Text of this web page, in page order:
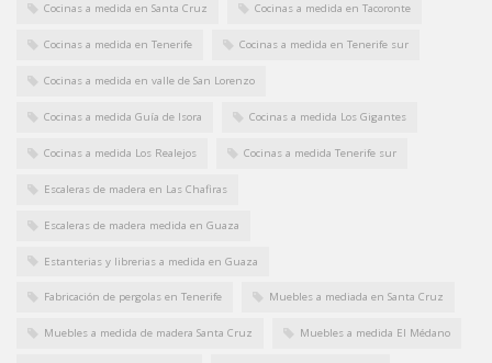
Cocinas a medida en Santa Cruz Cocinas a medida en Tacoronte
Cocinas a medida en Tenerife Cocinas a medida en Tenerife sur
Cocinas a medida en valle de San Lorenzo
Cocinas a medida Guía de Isora Cocinas a medida Los Gigantes
Cocinas a medida Los Realejos Cocinas a medida Tenerife sur
Escaleras de madera en Las Chafiras
Escaleras de madera medida en Guaza
Estanterias y librerias a medida en Guaza
Fabricación de pergolas en Tenerife Muebles a mediada en Santa Cruz
Muebles a medida de madera Santa Cruz Muebles a medida El Médano